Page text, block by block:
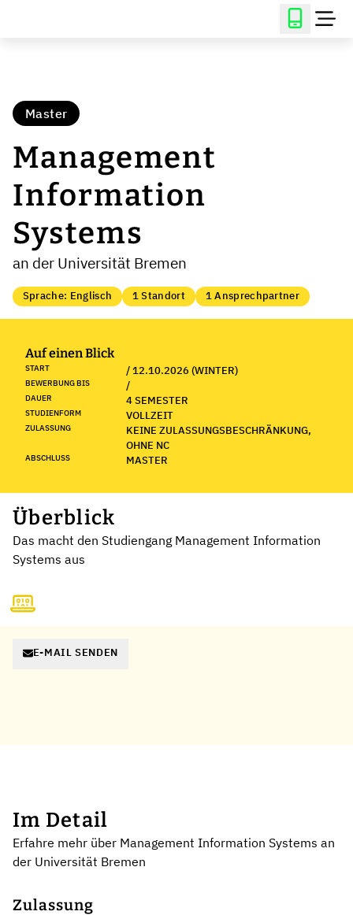
Master
Management
Information
Systems
an der Universität Bremen
Sprache: Englisch 1 Standort 1 Ansprechpartner
Auf einen Blick
START / 12.10.2026 (WINTER)
BEWERBUNG BIS /
DAUER 4 SEMESTER
STUDIENFORM VOLLZEIT
ZULASSUNG
KEINE ZULASSUNGSBESCHRÄNKUNG,
OHNE NC
ABSCHLUSS MASTER
Überblick
Das macht den Studiengang Management Information
Systems aus
E-MAIL SENDEN
Im Detail
Erfahre mehr über Management Information Systems an
der Universität Bremen
Zulassung